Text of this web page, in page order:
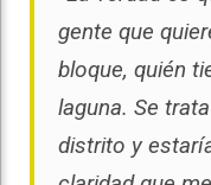
gente que
bloque, quién
laguna. Se
distrito y